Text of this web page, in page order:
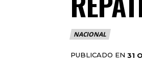
NACIONAL
PUBLICADO EN 31